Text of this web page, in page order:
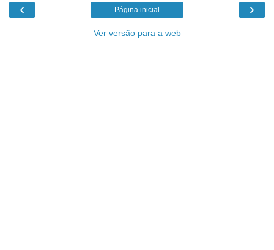
‹ ›
Página inicial
Ver versão para a web